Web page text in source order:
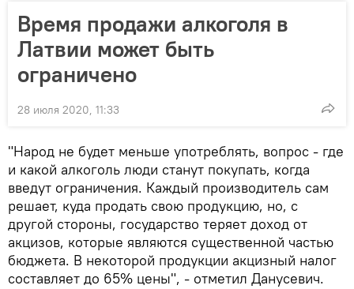
Время продажи алкоголя в
Латвии может быть
ограничено
28 июля 2020, 11:33
"Народ не будет меньше употреблять, вопрос - где
и какой алкоголь люди станут покупать, когда
введут ограничения. Каждый производитель сам
решает, куда продать свою продукцию, но, с
другой стороны, государство теряет доход от
акцизов, которые являются существенной частью
бюджета. В некоторой продукции акцизный налог
составляет до 65% цены", - отметил Данусевич.